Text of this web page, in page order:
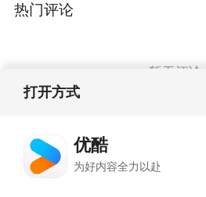
热门评论
暂无评论
打开方式
优酷
为好内容全力以赴